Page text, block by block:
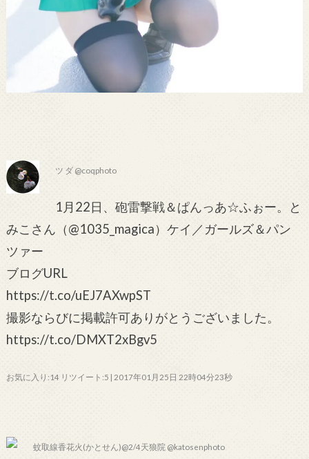
ツ ダ @coqphoto
1月22日、砲雷撃戦＆ぱんっあ☆ふぉー。と
みこさん（@1035_magica）ケイ／ガールズ＆パン
ツァー
ブログURL
https://t.co/uEJ7AXwpST
撮影ならびに掲載許可ありがとうございました。
https://t.co/DMXT2xBgv5
お気に入り:14 リツイート:5 | 2017年01月25日 22時04分23秒
蚊取線香花火(かとせん)@2/4天狼院 @katosenphoto